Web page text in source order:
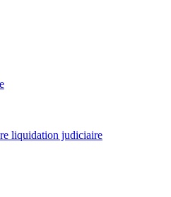
liquidation judiciaire